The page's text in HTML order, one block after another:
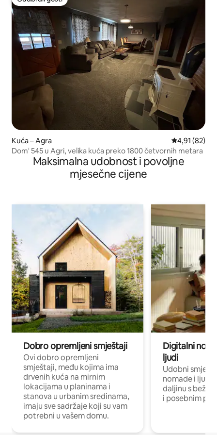
Odabrali gosti
Kuća – Agra Prosječna
4,91 (82)
Dom' 545 u Agri, velika kuća preko 1800 četvornih metara
Maksimalna udobnost i povoljne
mjesečne cijene
Dobro opremljeni smještaji
Ovi dobro opremljeni
smještaji, među kojima ima
drvenih kuća na mirnim
lokacijama u planinama i
stanova u urbanim sredinama,
imaju sve sadržaje koji su vam
potrebni u vašem domu.
Digitalni
ljudi
Udobni
nomade i ljude
daljinu s
i posebnim